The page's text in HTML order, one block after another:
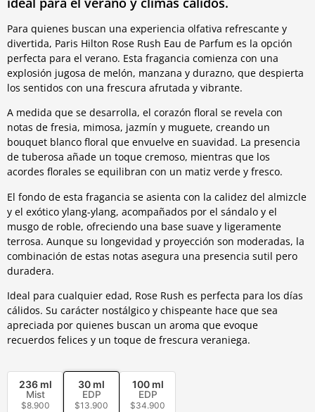
Para quienes buscan una experiencia olfativa refrescante y
divertida, Paris Hilton Rose Rush Eau de Parfum es la opción
perfecta para el verano. Esta fragancia comienza con una
explosión jugosa de melón, manzana y durazno, que despierta
los sentidos con una frescura afrutada y vibrante.
A medida que se desarrolla, el corazón floral se revela con
notas de fresia, mimosa, jazmín y muguete, creando un
bouquet blanco floral que envuelve en suavidad. La presencia
de tuberosa añade un toque cremoso, mientras que los
acordes florales se equilibran con un matiz verde y fresco.
El fondo de esta fragancia se asienta con la calidez del almizcle
y el exótico ylang-ylang, acompañados por el sándalo y el
musgo de roble, ofreciendo una base suave y ligeramente
terrosa. Aunque su longevidad y proyección son moderadas, la
combinación de estas notas asegura una presencia sutil pero
duradera.
Ideal para cualquier edad, Rose Rush es perfecta para los días
cálidos. Su carácter nostálgico y chispeante hace que sea
apreciada por quienes buscan un aroma que evoque
recuerdos felices y un toque de frescura veraniega.
236 ml
Mist
$8.900
30 ml
EDP
$13.900
100 ml
EDP
$34.900